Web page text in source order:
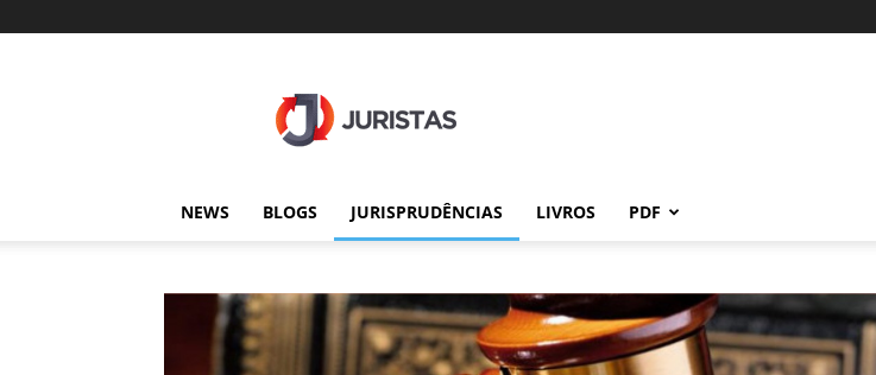
NEWS BLOGS JURISPRUDÊNCIAS LIVROS PDF